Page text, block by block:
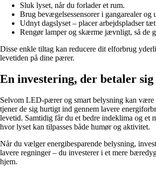
Sluk lyset, når du forlader et rum.
Brug bevægelsessensorer i gangarealer og
Udnyt dagslyset – placer arbejdspladser
Rengør lamper og skærme jævnligt, så de
Disse enkle tiltag kan reducere dit elforbrug
levetiden på dine pærer.
En investering, der betaler sig
Selvom LED-pærer og smart belysning kan være
tjener de sig hurtigt ind gennem lavere
levetid. Samtidig får du et bedre indeklima og et
hvor lyset kan tilpasses både humør og aktivitet.
Når du vælger energibesparende belysning,
lavere regninger – du investerer i et mere
hjem.